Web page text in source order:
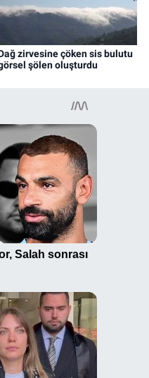
zirvesine çöken sis bulutu
şölen oluşturdu